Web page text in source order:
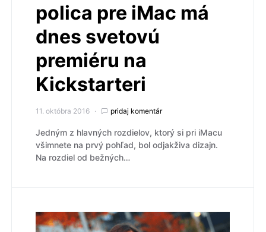
polica pre iMac má
dnes svetovú
premiéru na
Kickstarteri
11. októbra 2016 pridaj komentár
Jedným z hlavných rozdielov, ktorý si pri iMacu
všimnete na prvý pohľad, bol odjakživa dizajn.
Na rozdiel od bežných…